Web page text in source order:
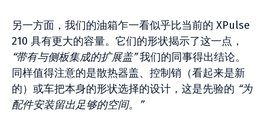
另一方面，我们的油箱乍一看似乎比当前的 XPulse
210 具有更大的容量。它们的形状揭示了这一点，
“带有与侧板集成的扩展盖”我们的同事得出结论。
同样值得注意的是散热器盖、控制销（看起来是新
的）或车把本身的形状选择的设计，这是先验的 “为
配件安装留出足够的空间。”